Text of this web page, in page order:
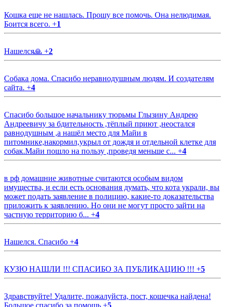
Кошка еще не нашлась. Прошу все помочь. Она нелюдимая.
Боится всего. +1
Нашелся🙏 +2
Собака дома. Спасибо неравнодушным людям. И создателям
сайта. +4
Спасибо большое начальнику тюрьмы Глызину Андрею
Андреевичу за бдительность ,тёплый приют ,неостался
равнодушным ,а нашёл место для Майи в
питомнике,накормил,укрыл от дождя и отдельной клетке для
собак.Майи пошло на пользу ,проведя меньше с... +4
в рф домашние животные считаются особым видом
имущества, и если есть основания думать, что кота украли, вы
может подать заявление в полицию, какие-то доказательства
приложить к заявлению. Но они не могут просто зайти на
частную территорию б... +4
Нашелся. Спасибо +4
КУЗЮ НАШЛИ !!! СПАСИБО ЗА ПУБЛИКАЦИЮ !!! +5
Здравствуйте! Удалите, пожалуйста, пост, кошечка найдена!